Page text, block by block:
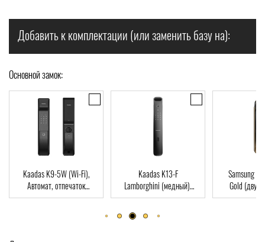
Добавить к комплектации (или заменить базу на):
Основной замок:
Kaadas K9-5W (Wi-Fi),
Автомат, отпечаток
пальца, Wi-Fi, RFID-Card
Kaadas K13-F
Lamborghini (медный),
Автомат, Face-ID,
отпечаток пальца, RFID-
Card
Samsung
Gold
врезная